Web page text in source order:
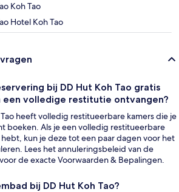
Koh Tao
Hotel Koh Tao
bij DD Hut Koh Tao gratis
een volledige restitutie ontvangen?
heeft volledig restitueerbare kamers die je
boeken. Als je een volledig restitueerbare
kun je deze tot een paar dagen voor het
Lees het annuleringsbeleid van de
de exacte Voorwaarden & Bepalingen.
bij DD Hut Koh Tao?